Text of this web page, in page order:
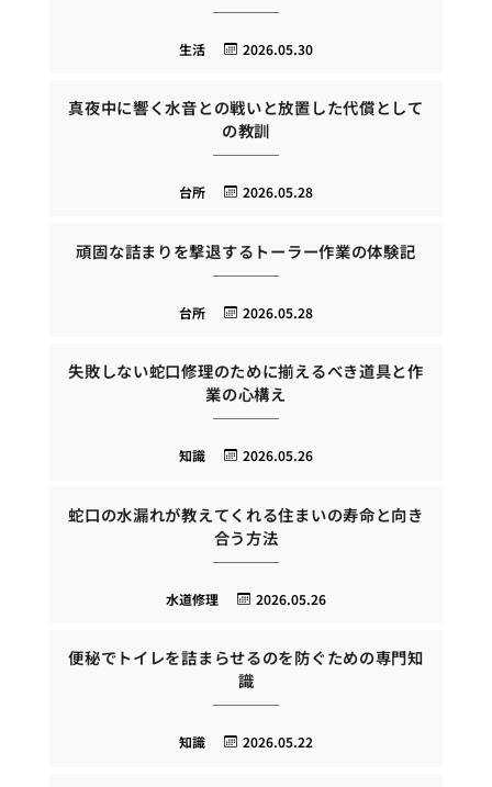
2026.05.30
生活
真夜中に響く水音との戦いと放置した代償として
の教訓
2026.05.28
台所
頑固な詰まりを撃退するトーラー作業の体験記
2026.05.28
台所
失敗しない蛇口修理のために揃えるべき道具と作
業の心構え
2026.05.26
知識
蛇口の水漏れが教えてくれる住まいの寿命と向き
合う方法
2026.05.26
水道修理
便秘でトイレを詰まらせるのを防ぐための専門知
識
2026.05.22
知識